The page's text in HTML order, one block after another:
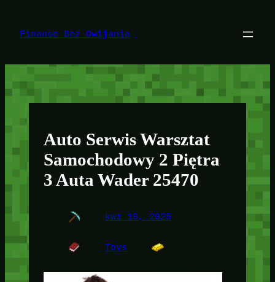
treści
Finanse Bez Owijania
Auto Serwis Warsztat
Samochodowy 2 Piętra
3 Auta Wader 25470
kwi 18, 2025
Toys